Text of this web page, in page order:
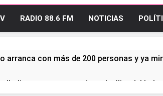
RADIO 88.6 FM NOTICIAS
arranca con más de 200 personas y ya
linense tras conquistar la élite del